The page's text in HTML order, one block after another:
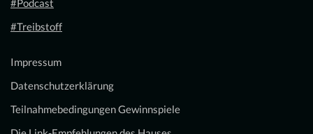
#Podcast
#Treibstoff
Impressum
Datenschutzerklärung
Teilnahmebedingungen Gewinnspiele